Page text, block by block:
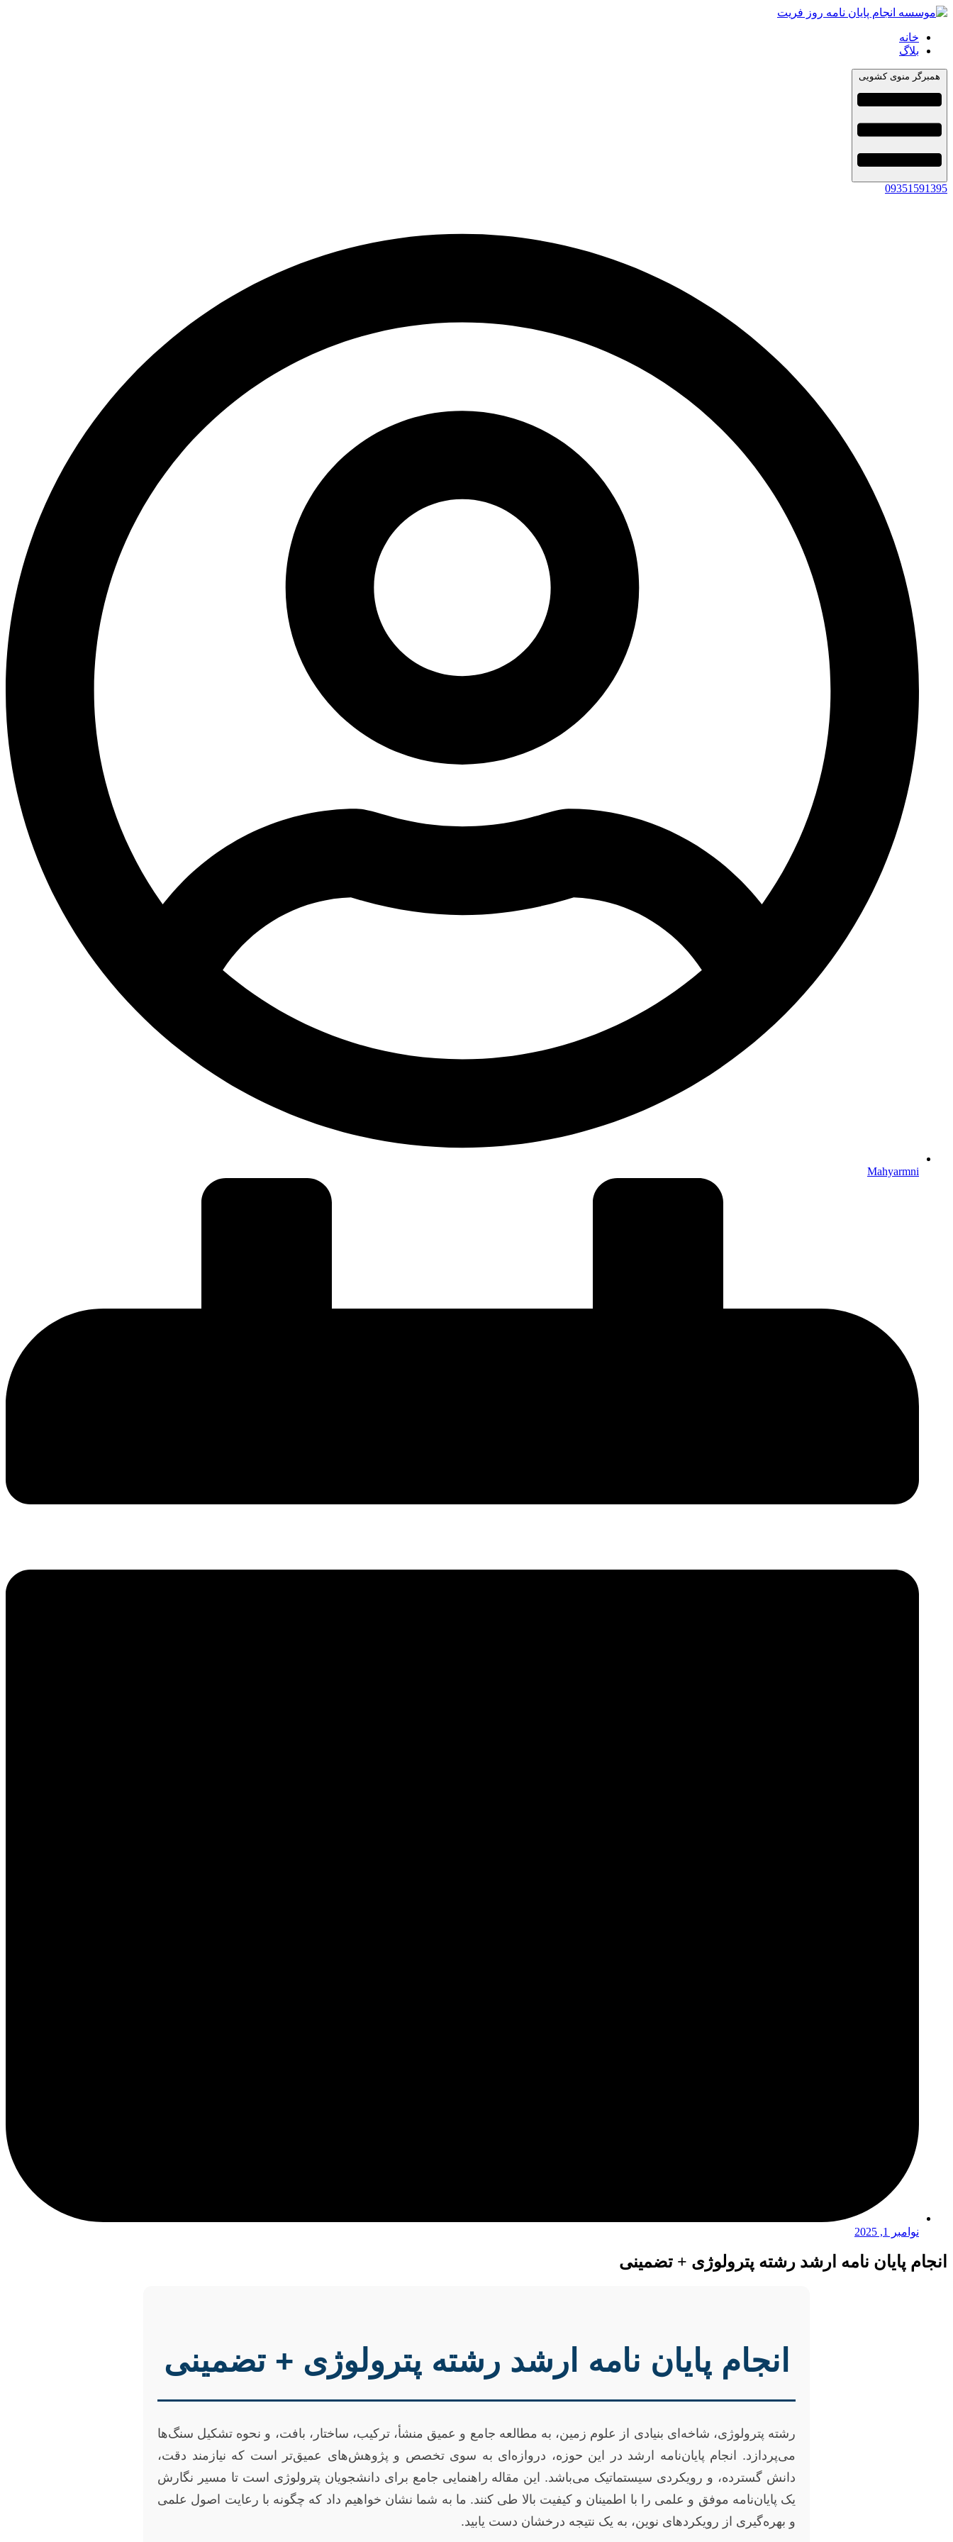
خانه
بلاگ
همبرگر منوی کشویی
09351591395
Mahyarmni
نوامبر 1, 2025
انجام پایان نامه ارشد رشته پترولوژی + تضمینی
انجام پایان نامه ارشد رشته پترولوژی + تضمینی
رشته پترولوژی، شاخه‌ای بنیادی از علوم زمین، به مطالعه جامع و عمیق منشأ، ترکیب، ساختار، بافت، و نحوه تشکیل سنگ‌ها
می‌پردازد. انجام پایان‌نامه ارشد در این حوزه، دروازه‌ای به سوی تخصص و پژوهش‌های عمیق‌تر است که نیازمند دقت،
دانش گسترده، و رویکردی سیستماتیک می‌باشد. این مقاله راهنمایی جامع برای دانشجویان پترولوژی است تا مسیر نگارش
یک پایان‌نامه موفق و علمی را با اطمینان و کیفیت بالا طی کنند. ما به شما نشان خواهیم داد که چگونه با رعایت اصول علمی
و بهره‌گیری از رویکردهای نوین، به یک نتیجه درخشان دست یابید.